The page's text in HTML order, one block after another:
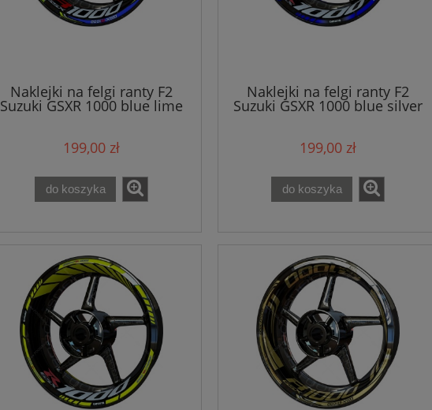
Naklejki na felgi ranty F2
Suzuki GSXR 1000 blue lime
199,00 zł
do koszyka
Naklejki na felgi ranty F2
Suzuki GSXR 1000 blue silver
199,00 zł
do koszyka